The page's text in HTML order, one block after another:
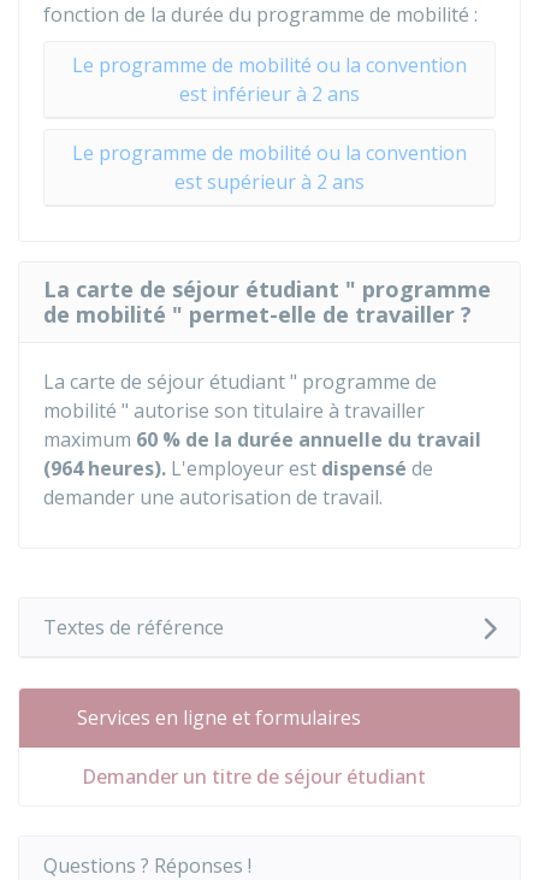
fonction de la durée du programme de mobilité :
Le programme de mobilité ou la convention
est inférieur à 2 ans
Le programme de mobilité ou la convention
est supérieur à 2 ans
La carte de séjour étudiant " programme
de mobilité " permet-elle de travailler ?
La carte de séjour étudiant " programme de
mobilité " autorise son titulaire à travailler
maximum 60 % de la durée annuelle du travail
(964 heures). L'employeur est dispensé de
demander une autorisation de travail.
Textes de référence
Services en ligne et formulaires
Demander un titre de séjour étudiant
Questions ? Réponses !